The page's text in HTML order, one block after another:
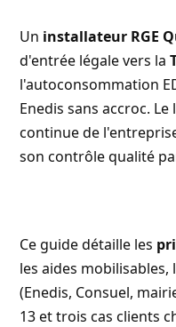
Un installateur RGE
d'entrée légale vers la
l'autoconsommation
Enedis sans accroc.
continue de
son contrôle qualité
Ce guide détaille les
les aides
(Enedis, Consuel,
13 et trois cas clients